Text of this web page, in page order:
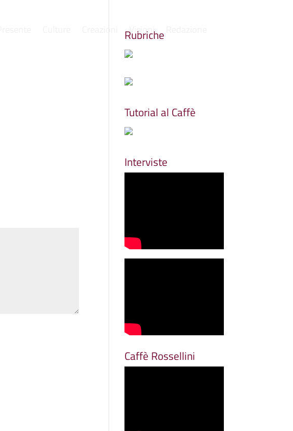
Visioni
Rubriche
Tutorial al Caffè
Interviste
Caffè Rossellini